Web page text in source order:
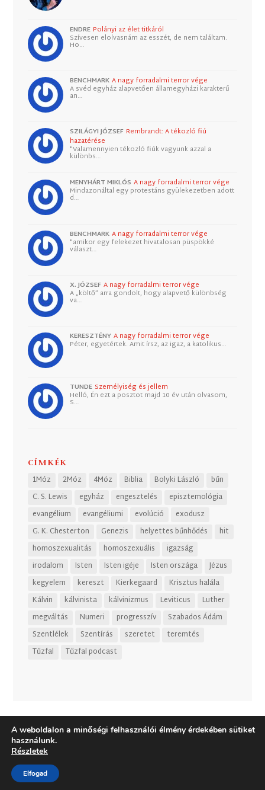
ENDRE Polányi az élet titkáról
Szívesen elolvasnám az esszét, de nem találtam.
Ho…
BENCHMARK A nagy forradalmi terror vége
A svéd egyház alapvetően államegyházi karakterű
an…
SZILÁGYI JÓZSEF Rembrandt: A tékozló fiú
hazatérése
"Valamennyien tékozló fiúk vagyunk azzal a
különbs…
MENYHÁRT MIKLÓS A nagy forradalmi terror vége
Mindazonáltal egy protestáns gyülekezetben adott
d…
BENCHMARK A nagy forradalmi terror vége
"amikor egy felekezet hivatalosan püspökké
választ…
X. JÓZSEF A nagy forradalmi terror vége
A „költő” arra gondolt, hogy alapvető különbség
va…
KERESZTÉNY A nagy forradalmi terror vége
Péter, egyetértek. Amit írsz, az igaz, a katolikus…
TUNDE Személyiség és jellem
Helló, Én ezt a posztot majd 10 év után olvasom,
S…
CÍMKÉK
1Móz 2Móz 4Móz Biblia Bolyki László
bűn
C. S. Lewis
egyház engesztelés
episztemológia
evangélium
evangéliumi evolúció
exodusz
G. K. Chesterton
Genezis helyettes bűnhődés
hit
homoszexualitás
homoszexuális
igazság
irodalom
Isten Isten igéje Isten országa
Jézus
kegyelem
kereszt Kierkegaard
Krisztus halála
Kálvin
kálvinista kálvinizmus Leviticus
Luther
megváltás
Numeri progresszív
Szabados Ádám
Szentlélek
Szentírás szeretet
teremtés
Tűzfal
Tűzfal podcast
Dizájn:
A weboldalon a minőségi felhasználói élmény érdekében sütiket
használunk.
Részletek
Elfogad